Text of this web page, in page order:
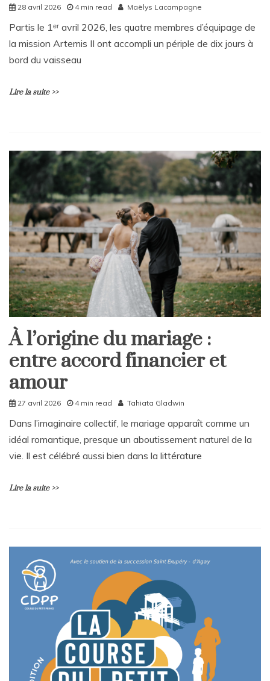
28 avril 2026 4 min read Maëlys Lacampagne
Partis le 1ᵉʳ avril 2026, les quatre membres d’équipage de
la mission Artemis II ont accompli un périple de dix jours à
bord du vaisseau
Lire la suite >>
Home
Société
À l’origine du mariage :
entre accord financier et
amour
27 avril 2026 4 min read Tahiata Gladwin
Dans l’imaginaire collectif, le mariage apparaît comme un
idéal romantique, presque un aboutissement naturel de la
vie. Il est célébré aussi bien dans la littérature
Lire la suite >>